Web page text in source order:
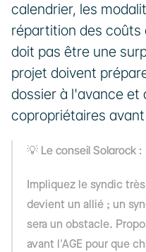
calendrier, les
répartition des coûts
doit pas être une
projet doivent
dossier à l'avance et
copropriétaires
💡 Le conseil Solarock :
Impliquez le syndic
devient un allié ; un
sera un obstacle.
avant l'AGE pour que